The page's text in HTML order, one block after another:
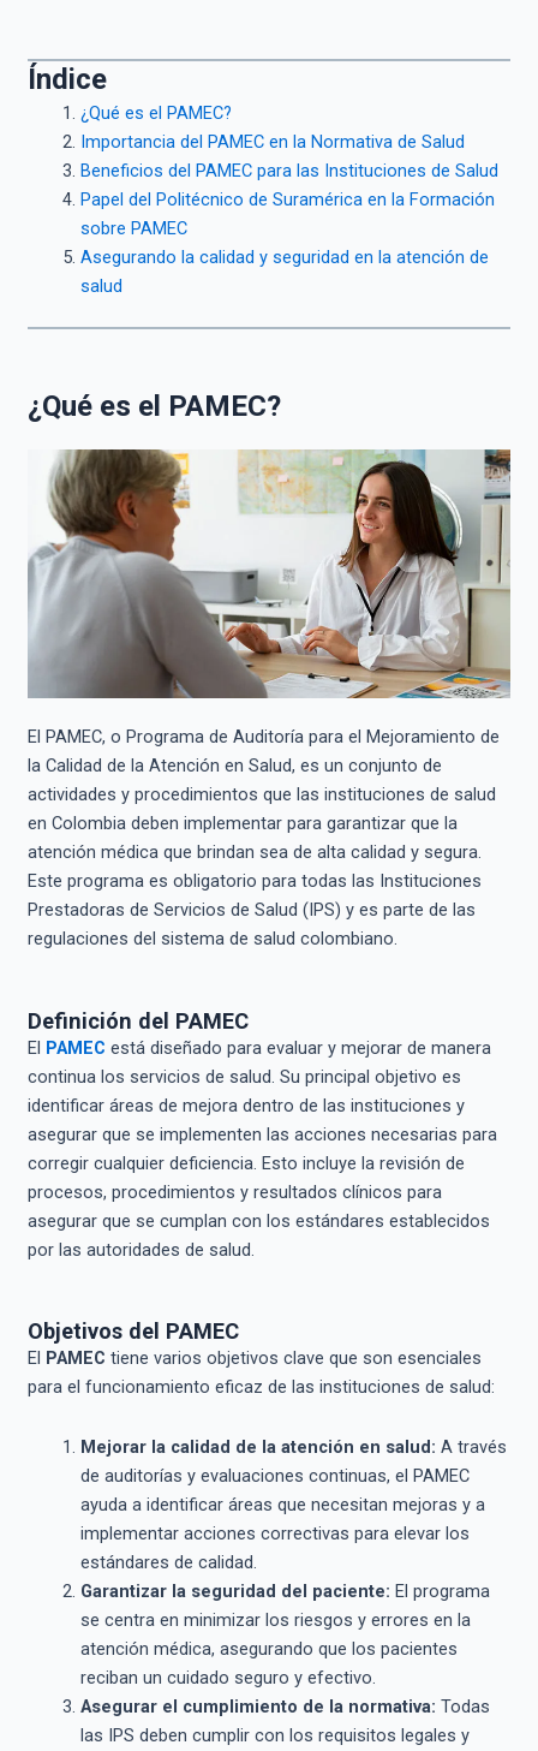
Índice
¿Qué es el PAMEC?
Importancia del PAMEC en la Normativa de Salud
Beneficios del PAMEC para las Instituciones de Salud
Papel del Politécnico de Suramérica en la Formación
sobre PAMEC
Asegurando la calidad y seguridad en la atención de
salud
¿Qué es el PAMEC?
El PAMEC, o Programa de Auditoría para el Mejoramiento de
la Calidad de la Atención en Salud, es un conjunto de
actividades y procedimientos que las instituciones de salud
en Colombia deben implementar para garantizar que la
atención médica que brindan sea de alta calidad y segura.
Este programa es obligatorio para todas las Instituciones
Prestadoras de Servicios de Salud (IPS) y es parte de las
regulaciones del sistema de salud colombiano.
Definición del PAMEC
El PAMEC está diseñado para evaluar y mejorar de manera
continua los servicios de salud. Su principal objetivo es
identificar áreas de mejora dentro de las instituciones y
asegurar que se implementen las acciones necesarias para
corregir cualquier deficiencia. Esto incluye la revisión de
procesos, procedimientos y resultados clínicos para
asegurar que se cumplan con los estándares establecidos
por las autoridades de salud.
Objetivos del PAMEC
El PAMEC tiene varios objetivos clave que son esenciales
para el funcionamiento eficaz de las instituciones de salud:
Mejorar la calidad de la atención en salud: A través
de auditorías y evaluaciones continuas, el PAMEC
ayuda a identificar áreas que necesitan mejoras y a
implementar acciones correctivas para elevar los
estándares de calidad.
Garantizar la seguridad del paciente: El programa
se centra en minimizar los riesgos y errores en la
atención médica, asegurando que los pacientes
reciban un cuidado seguro y efectivo.
Asegurar el cumplimiento de la normativa: Todas
las IPS deben cumplir con los requisitos legales y